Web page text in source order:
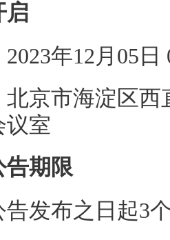
启
2023年12月05
北京市海淀区西
议室
告期限
告发布之日起3